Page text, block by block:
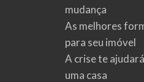
mudança
As melhores
para seu imóvel
A crise te
uma casa